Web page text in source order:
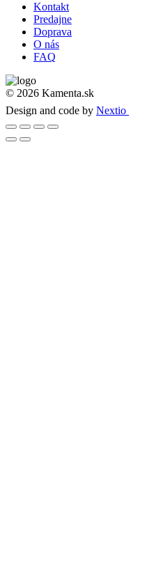
Kontakt
Predajne
Doprava
O nás
FAQ
© 2026 Kamenta.sk
Design and code by Nextio